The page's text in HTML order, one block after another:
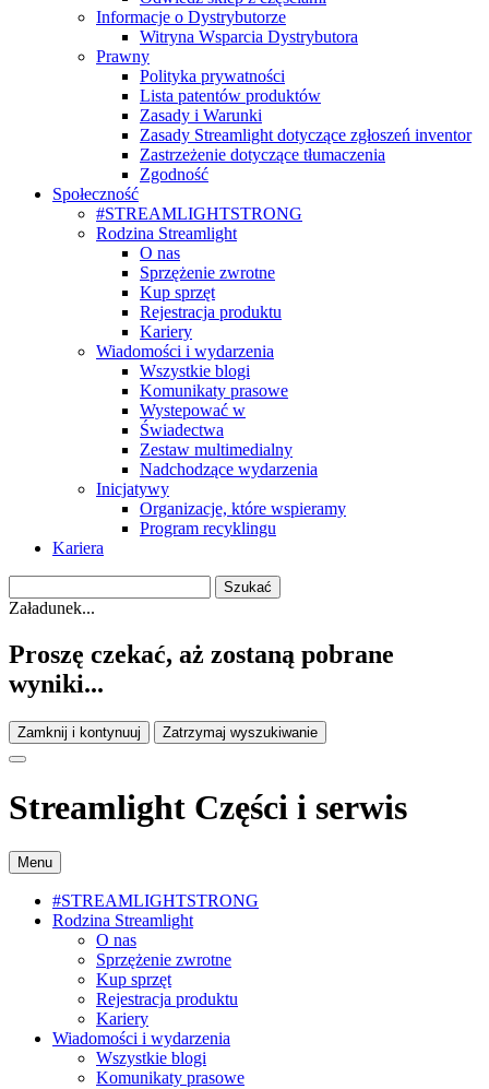
Informacje o Dystrybutorze
Witryna Wsparcia Dystrybutora
Prawny
Polityka prywatności
Lista patentów produktów
Zasady i Warunki
Zasady Streamlight dotyczące zgłoszeń inventor
Zastrzeżenie dotyczące tłumaczenia
Zgodność
Społeczność
#STREAMLIGHTSTRONG
Rodzina Streamlight
O nas
Sprzężenie zwrotne
Kup sprzęt
Rejestracja produktu
Kariery
Wiadomości i wydarzenia
Wszystkie blogi
Komunikaty prasowe
Wystepować w
Świadectwa
Zestaw multimedialny
Nadchodzące wydarzenia
Inicjatywy
Organizacje, które wspieramy
Program recyklingu
Kariera
Załadunek...
Proszę czekać, aż zostaną pobrane
wyniki...
Zamknij i kontynuuj Zatrzymaj wyszukiwanie
Streamlight Części i serwis
Menu
#STREAMLIGHTSTRONG
Rodzina Streamlight
O nas
Sprzężenie zwrotne
Kup sprzęt
Rejestracja produktu
Kariery
Wiadomości i wydarzenia
Wszystkie blogi
Komunikaty prasowe